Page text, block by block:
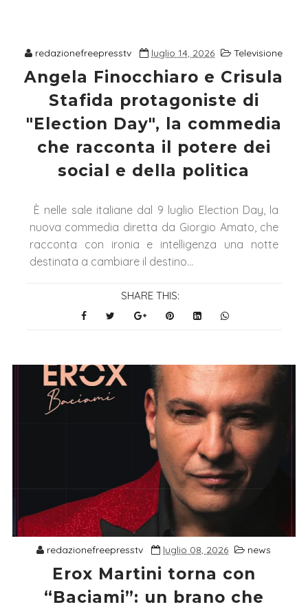
redazionefreepresstv luglio 14, 2026 Televisione
Angela Finocchiaro e Crisula
Stafida protagoniste di
"Election Day", la commedia
che racconta il potere dei
social e della politica
È nelle sale italiane dal 9 luglio Election Day, la
nuova commedia diretta da Giorgio Amato, che
racconta con ironia e intelligenza una notte
destinata a cambiare il destino...
SHARE THIS:
redazionefreepresstv luglio 08, 2026 news
Erox Martini torna con
“Baciami”: un brano che